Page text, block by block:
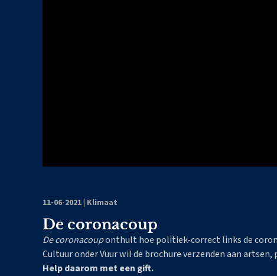
11-06-2021 Klimaat
De coronacoup
De coronacouponthult hoe politiek-correct links de
Cultuur onder Vuur wil de brochure verzenden aan
Help daarom met een gift.